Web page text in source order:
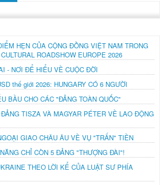
HẸN CỦA CỘNG ĐỒNG VIỆT NAM TRONG
ROADSHOW EUROPE 2026
- NƠI ĐỂ HIỂU VỀ CUỘC ĐỜI
thế giới 2026: HUNGARY CÓ 6 NGƯỜI
BẦU CHO CÁC "ĐẢNG TOÀN QUỐC"
TISZA VÀ MAGYAR PÉTER VỀ LAO ĐỘNG
GIAO CHÂU ÂU VỀ VỤ "TRẤN" TIỀN
CHỈ CÒN 5 ĐẢNG "THƯỢNG ĐÀI"!
THEO LỜI KỂ CỦA LUẬT SƯ PHÍA